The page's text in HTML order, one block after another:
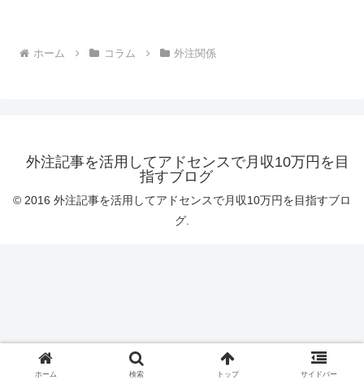
ホーム コラム 外注関係
外注記事を活用してアドセンスで月収10万円を目
指すブログ
© 2016 外注記事を活用してアドセンスで月収10万円を目指すブロ
グ.
ホーム 検索 トップ サイドバー